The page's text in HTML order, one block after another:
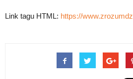
Link tagu HTML: https://